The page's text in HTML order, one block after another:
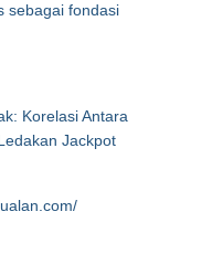
sebagai fondasi
Korelasi Antara
Jackpot